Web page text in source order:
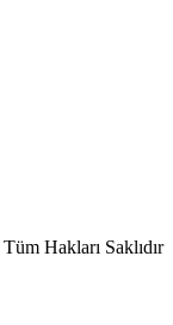
Tüm Hakları Saklıdır